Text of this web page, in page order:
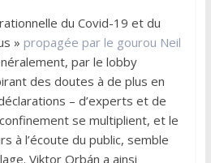
du Covid-19 et du
» propagée par le gourou Neil
par le lobby
des doutes à de plus en
– d’experts et de
se multiplient, et le
à l’écoute du public, semble
Viktor Orbán a ainsi